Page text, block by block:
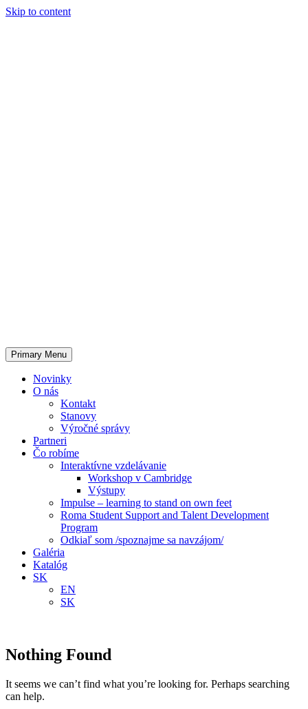
Skip to content
Primary Menu
Novinky
O nás
Kontakt
Stanovy
Výročné správy
Partneri
Čo robíme
Interaktívne vzdelávanie
Workshop v Cambridge
Výstupy
Impulse – learning to stand on own feet
Roma Student Support and Talent Development
Program
Odkiaľ som /spoznajme sa navzájom/
Galéria
Katalóg
SK
EN
SK
Nothing Found
It seems we can’t find what you’re looking for. Perhaps searching
can help.